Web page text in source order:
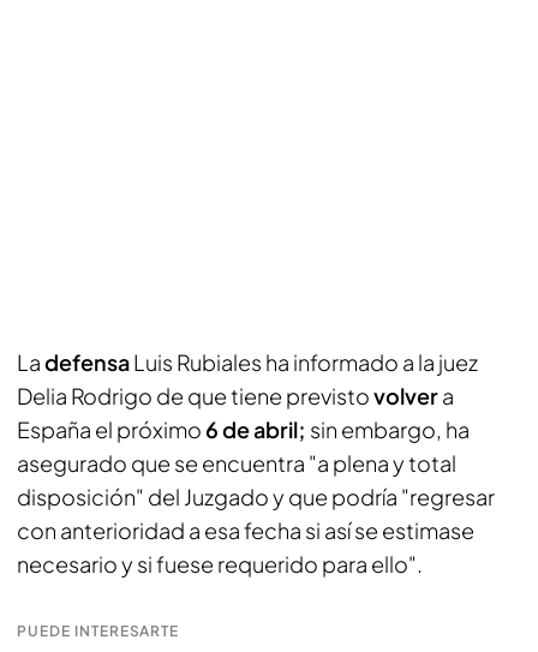
LadefensaLuis Rubiales ha informado a la juez
Delia Rodrigo de que tiene previstovolvera
España el próximo 6 de abril; sin embargo, ha
asegurado que se encuentra "a plena y total
disposición" del Juzgado y que podría "regresar
con anterioridad a esa fecha si así se estimase
necesario y si fuese requerido para ello".
PUEDE INTERESARTE